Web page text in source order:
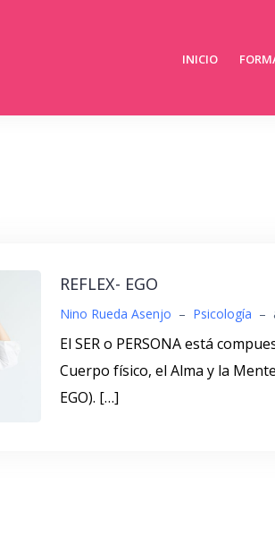
INICIO
REFLEX- EGO
Nino Rueda Asenjo – Psicología –
El SER o PERSONA está
Cuerpo físico, el Alma y la
EGO). […]